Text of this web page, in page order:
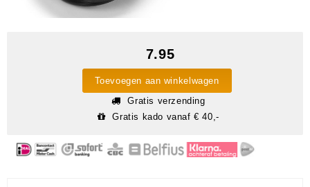
7.95
Toevoegen aan winkelwagen
Gratis verzending
Gratis kado vanaf € 40,-